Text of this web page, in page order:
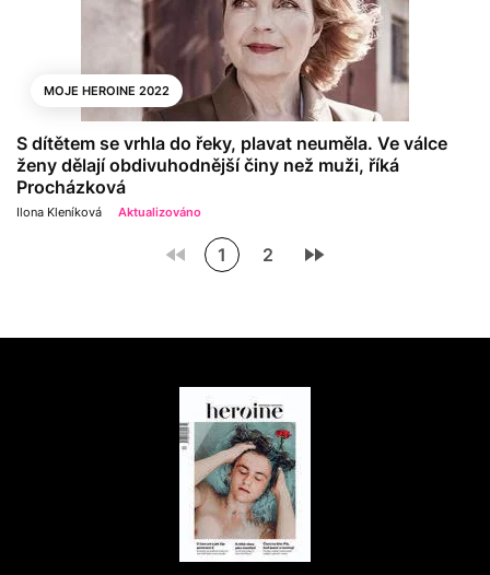
MOJE HEROINE 2022
S dítětem se vrhla do řeky, plavat neuměla. Ve válce
ženy dělají obdivuhodnější činy než muži, říká
Procházková
Ilona Kleníková Aktualizováno
1 2